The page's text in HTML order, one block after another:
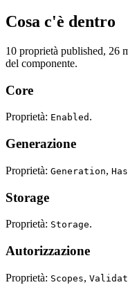
Cosa c'è dentro
10 proprietà published, 26
del componente.
Core
Proprietà: Enabled .
Generazione
Proprietà: Generation,
Storage
Proprietà: Storage.
Autorizzazione
Proprietà: Scopes,